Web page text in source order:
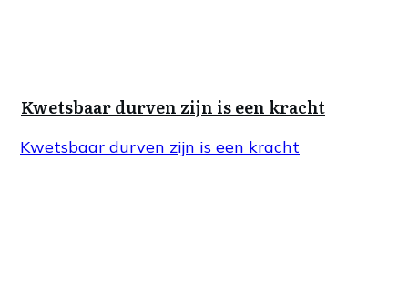
Kwetsbaar durven zijn is een kracht
Kwetsbaar durven zijn is een kracht